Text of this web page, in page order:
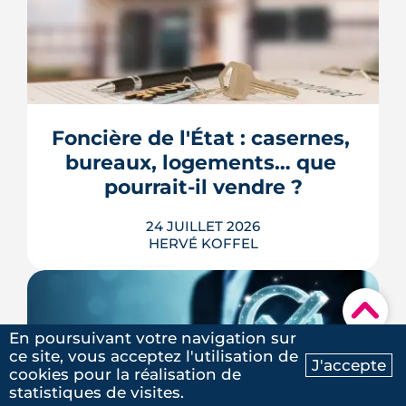
Ma recherche Contactez-nous
▾
Longtemps clos derrière les murs de
l'hôpital Guillaume-Régnier, le Bois-
Perrin s'ouvre enfin sur la ville. La
redessinera tout un pan du quartier
Jeanne-d'Arc jusqu'en 2030.
LIRE L'ARTICLE
Foncière de l'État : casernes,
bureaux, logements… que
pourrait-il vendre ?
24 JUILLET 2026
HERVÉ KOFFEL
Le Parlement a adopté le 21 juillet 2026
la création d'une foncière chargée de
gérer une partie des bâtiments publics,
mais le Conseil constitutionnel doit
En poursuivant votre navigation sur
ce site, vous acceptez l'utilisation de
cookies pour la réalisation de
statistiques de visites.
J'accepte